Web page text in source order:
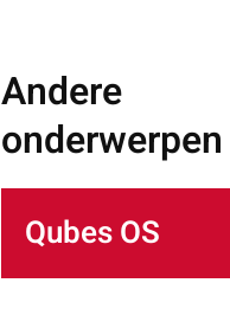
Andere
onderwerpen
Qubes OS